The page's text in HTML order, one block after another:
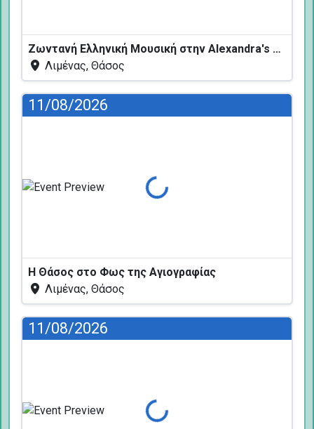
Ζωντανή Ελληνική Μουσική στην Alexandra's Restaurant
Λιμένας, Θάσος
11/08/2026
Φόρτωση...
Η Θάσος στο Φως της Αγιογραφίας
Λιμένας, Θάσος
11/08/2026
Φόρτωση...